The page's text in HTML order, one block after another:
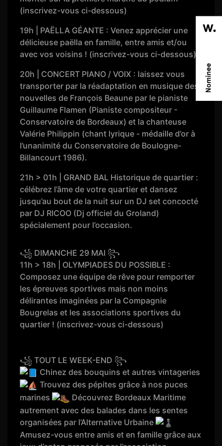
(inscrivez-vous ci-dessous)
19h | PAËLLA GÉANTE : Venez apprécier une
délicieuse paëlla en famille, entre amis et/ou
avec vos voisins ! (inscrivez-vous ci-dessous)
20h | CONCERT PIANO / VOIX : laissez vous
transporter par la réadaptation en musique des
nouvelles de François Beaune par le pianiste
Guillaume Flamen (Pianiste compositeur -
Conservatoire de Bordeaux) et la chanteuse
Valérie Philippin (chant lyrique - médaille d’or à
l’unanimité du Conservatoire de Boulogne-
Billancourt 1986).
21h > 01h | GRAND BAL Historique de quartier :
célébrez l’âme de votre quartier et dansez
jusqu’au bout de la nuit sur un DJ set concocté
par DJ RICOO (Dj officiel du Groland)
spécialement pour l’occasion.
꧁ DIMANCHE 29 MAI ꧂
11h > 18h | OLYMPIADES DU POSSIBLE :
Composez une équipe de rêve pour remporter
les épreuves sportives mais non moins
délirantes imaginées par la Compagnie
Bougrelas et les associations sportives du
quartier ! (inscrivez-vous ci-dessous)
꧁ TOUT LE WEEK-END ꧂
Chinez des bouquins et autres vintageries
Trouvez des pépites grâce à nos puces
marines
Découvrez Bordeaux Maritime
autrement avec des balades dans les sentes
organisées par l’Alternative Urbaine
Amusez-vous entre amis et en famille grâce aux